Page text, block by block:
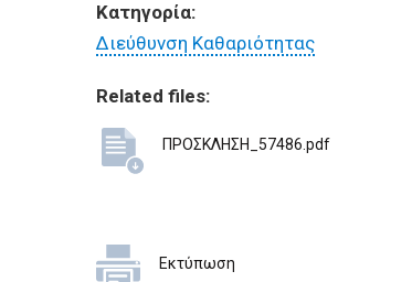
Κατηγορία:
Διεύθυνση Καθαριότητας
Related files:
ΠΡΟΣΚΛΗΣΗ_57486.pdf
Εκτύπωση